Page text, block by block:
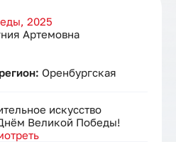
2025
Артемовна
Оренбургская
искусство
Великой Победы!